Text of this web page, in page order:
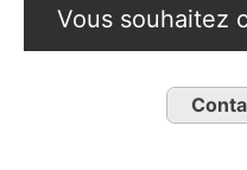
Vous souhaitez